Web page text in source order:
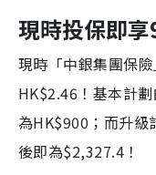
現時投保即享
現時「中銀集團保
HK$2.46！基本計
為HK$900；而升級
後即為$2,327.4！